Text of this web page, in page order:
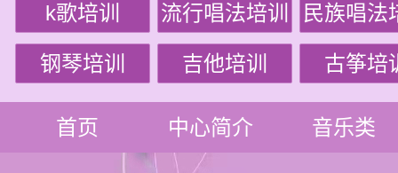
k歌培训 流行唱法培训 民族唱法
钢琴培训 吉他培训 古筝培
首页 中心简介 音乐类